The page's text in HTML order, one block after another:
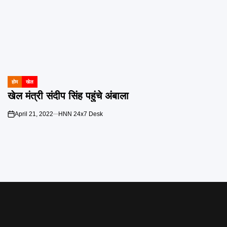
POSTED
IN
होम खेल
खेल मंत्री संदीप सिंह पहुंचे अंबाला
on
April 21, 2022 HNN 24x7 Desk